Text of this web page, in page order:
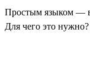
Простым языком —
Для чего это нужно?